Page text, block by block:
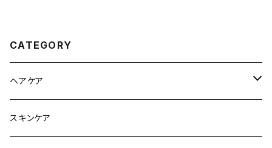
CATEGORY
ヘアケア
シャンプー
スキンケア